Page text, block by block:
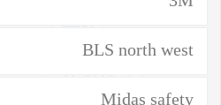
BLS north west
Midas safety